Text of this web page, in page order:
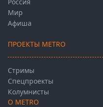
Мир
Афиша
ПРОЕКТЫ METRO
Стримы
Спецпроекты
Колумнисты
О METRO